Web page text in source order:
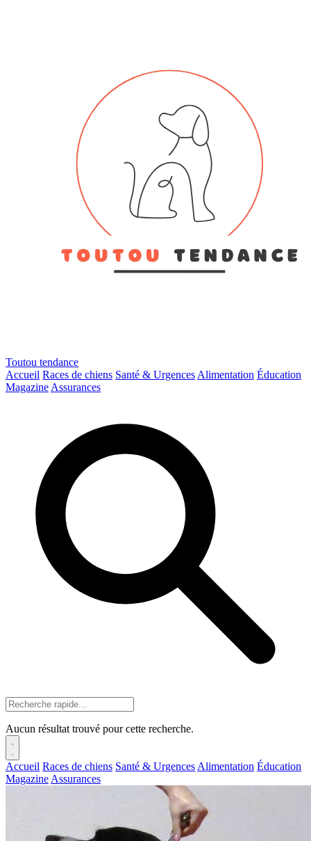
Toutou tendance
Accueil Races de chiens Santé & Urgences Alimentation Éducation
Magazine Assurances
Aucun résultat trouvé pour cette recherche.
Accueil Races de chiens Santé & Urgences Alimentation Éducation
Magazine Assurances